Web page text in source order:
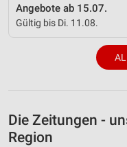
Angebote ab 15.07.
Gültig bis Di. 11.08.
Die Zeitungen -
Region